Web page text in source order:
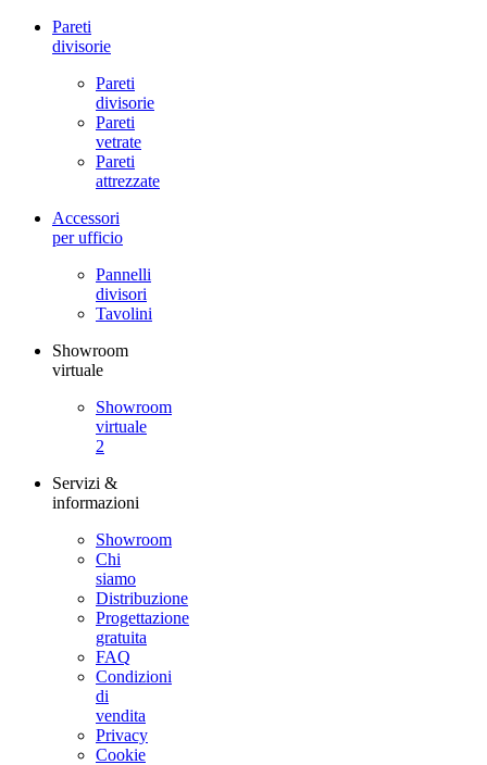
Pareti
divisorie
Pareti
divisorie
Pareti
vetrate
Pareti
attrezzate
Accessori
per ufficio
Pannelli
divisori
Tavolini
Showroom
virtuale
Showroom
virtuale
2
Servizi &
informazioni
Showroom
Chi
siamo
Distribuzione
Progettazione
gratuita
FAQ
Condizioni
di
vendita
Privacy
Cookie